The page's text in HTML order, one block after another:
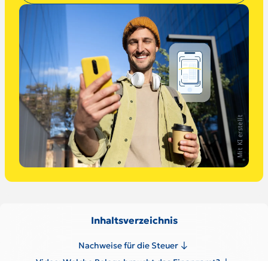
Mit KI erstellt
Inhaltsverzeichnis
Nachweise für die Steuer